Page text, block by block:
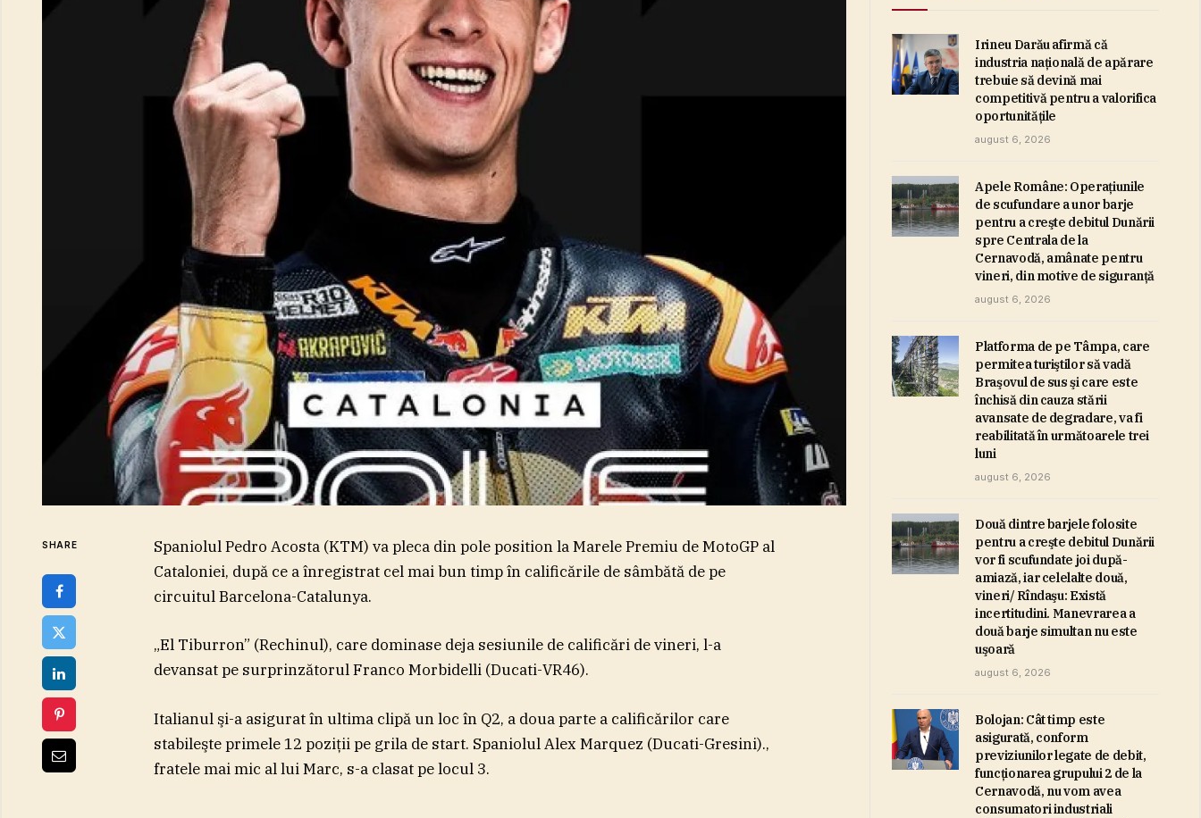
SHARE
Spaniolul Pedro Acosta (KTM) va pleca din pole position la Marele Premiu de MotoGP al
Cataloniei, după ce a înregistrat cel mai bun timp în calificările de sâmbătă de pe
circuitul Barcelona-Catalunya.
„El Tiburron” (Rechinul), care dominase deja sesiunile de calificări de vineri, l-a
devansat pe surprinzătorul Franco Morbidelli (Ducati-VR46).
Italianul şi-a asigurat în ultima clipă un loc în Q2, a doua parte a calificărilor care
stabileşte primele 12 poziţii pe grila de start. Spaniolul Alex Marquez (Ducati-Gresini).,
fratele mai mic al lui Marc, s-a clasat pe locul 3.
Irineu Darău afirmă că
industria naţională de apărare
trebuie să devină mai
competitivă pentru a valorifica
oportunităţile
august 6, 2026
Apele Române: Operaţiunile
de scufundare a unor barje
pentru a creşte debitul Dunării
spre Centrala de la
Cernavodă, amânate pentru
vineri, din motive de siguranţă
august 6, 2026
Platforma de pe Tâmpa, care
permitea turiştilor să vadă
Braşovul de sus şi care este
închisă din cauza stării
avansate de degradare, va fi
reabilitată în următoarele trei
luni
august 6, 2026
Două dintre barjele folosite
pentru a creşte debitul Dunării
vor fi scufundate joi după-
amiază, iar celelalte două,
vineri/ Rîndaşu: Există
incertitudini. Manevrarea a
două barje simultan nu este
uşoară
august 6, 2026
Bolojan: Cât timp este
asigurată, conform
previziunilor legate de debit,
funcţionarea grupului 2 de la
Cernavodă, nu vom avea
consumatori industriali